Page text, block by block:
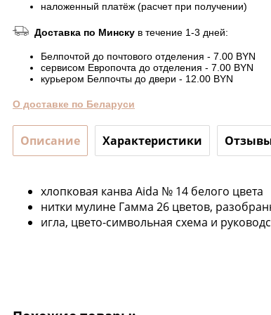
наложенный платёж (расчет при получении)
Доставка по Минску в течение 1-3 дней:
Белпочтой до почтового отделения - 7.00 BYN
сервисом Европочта до отделения - 7.00 BYN
курьером Белпочты до двери - 12.00 BYN
О доставке по Беларуси
Описание Характеристики
хлопковая канва Aida № 14 белого цвета
нитки мулине Гамма 26 цветов,
игла, цвето-символьная схема и